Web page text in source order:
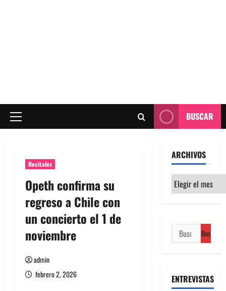
Menú
BUSCAR
Recitales
Opeth confirma su
regreso a Chile con
un concierto el 1 de
noviembre
admin
febrero 2, 2026
ARCHIVOS
Archivos
Buscar:
ENTREVISTAS